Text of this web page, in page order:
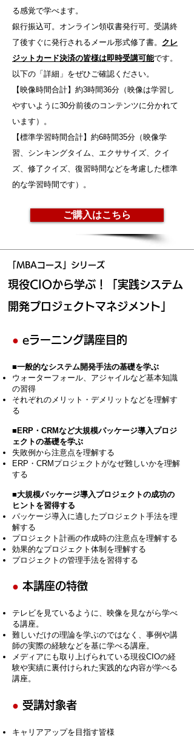
る感覚で学べます。
銀行振込可。オンライン領収書発行可。受講終
了後すぐに発行されるメール形式修了書。 クレ
ジットカード決済の皆様は即時受講可能です。
以下の「詳細」をぜひご確認ください。
【映像時間合計】約3時間36分（映像は学習し
やすいように30分前後のコンテンツに分かれて
います）。
【標準学習時間合計】約6時間35分（映像学
習、シンキングタイム、エクササイズ、クイ
ズ、修了クイズ、復習時間などを考慮した標準
的な学習時間です）。
ご購入はこちら
「MBAコース」シリーズ
現役CIOから学ぶ！「実践システム
開発プロジェクトマネジメント」
● eラーニング講座目的
■一般的なシステム開発手法の基礎を学ぶ
ウォーターフォール、アジャイルなど基本知識
の習得
それぞれのメリット・デメリットなどを理解す
る
■ERP・CRMなど大規模パッケージ導入プロジ
ェクトの基礎を学ぶ
失敗例から注意点を理解する
ERP・CRMプロジェクトがなぜ難しいかを理解
する
■大規模パッケージ導入プロジェクトの成功の
ヒントを習得する
パッケージ導入に適したプロジェクト手法を理
解する
プロジェクト計画の作成時の注意点を理解する
効果的なプロジェクト体制を理解する
プロジェクトの管理手法を習得する
● 本講座の特徴
テレビを見ているように、映像を見ながら学べ
る講座。
難しいだけの理論を学ぶのではなく、事例や講
師の実際の経験などを基に学べる講座。
メディアにも取り上げられている現役CIOの経
験や実績に裏付けられた実践的な内容が学べる
講座。
● 受講対象者
キャリアアップを目指す皆様